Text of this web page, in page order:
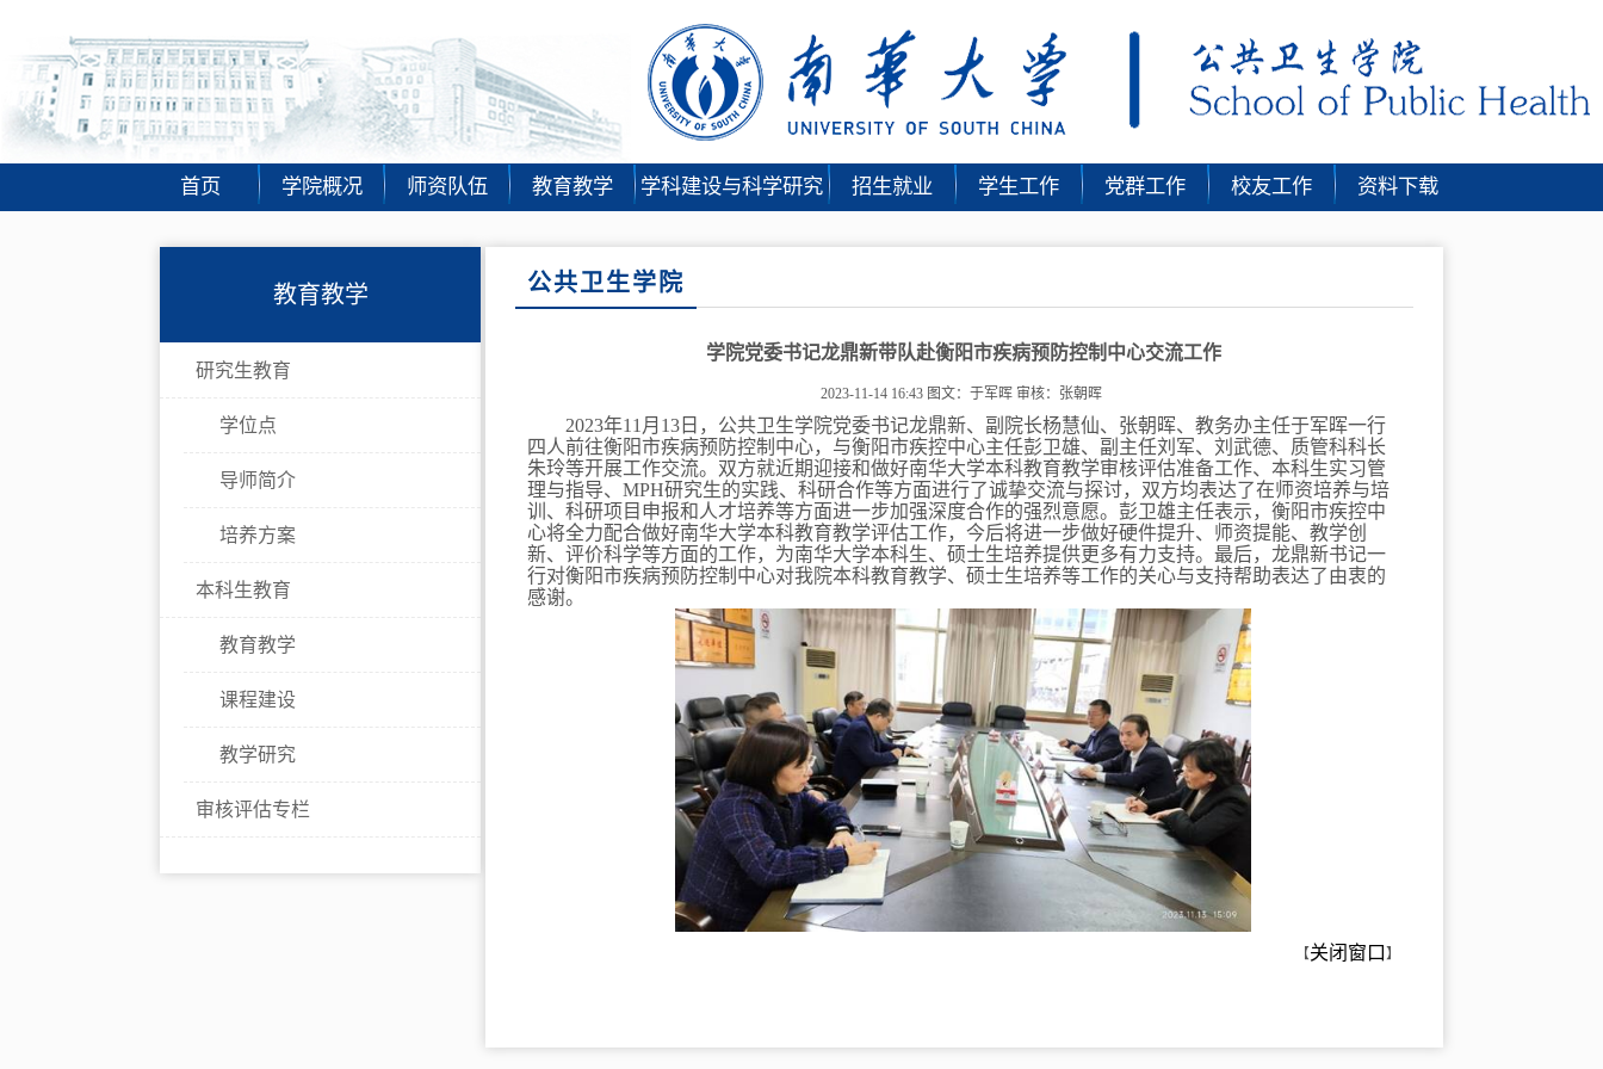
首页 学院概况 师资队伍 教育教学 学科建设与科学研究 招生就业 学生工作 党群工作 校友工作 资料下载
教育教学
研究生教育
学位点
导师简介
培养方案
本科生教育
教育教学
课程建设
教学研究
审核评估专栏
公共卫生学院
学院党委书记龙鼎新带队赴衡阳市疾病预防控制中心交流工作
2023-11-14 16:43 图文：于军晖 审核：张朝晖
2023年11 月 13日，公共卫生学院党委书记龙鼎新、副院长杨慧仙、张朝晖、教务办主任于军晖一行
四人前往衡阳市疾病预防控制中心，与衡阳市疾控中心主任彭卫雄、副主任刘军、刘武德、质管科科长
朱玲等开展工作交流。双方就近期迎接和做好南华大学本科教育教学审核评估准备工作、本科生实习管
理与指导、 MPH研究生的实践、科研合作等方面进行了诚挚交流与探讨，双方均表达了在师资培养与培
训、科研项目申报和人才培养等方面进一步加强深度合作的强烈意愿。彭卫雄主任表示，衡阳市疾控中
心将全力配合做好南华大学本科教育教学评估工作，今后将进一步做好硬件提升、师资提能、教学创
新、评价科学等方面的工作，为南华大学本科生、硕士生培养提供更多有力支持。最后，龙鼎新书记一
行对衡阳市疾病预防控制中心对我院本科教育教学、硕士生培养等工作的关心与支持帮助表达了由衷的
感谢。
【关闭窗口 】